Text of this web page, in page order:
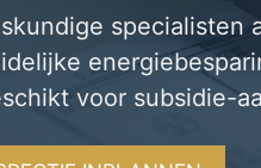
specialisten
voor subsidie-